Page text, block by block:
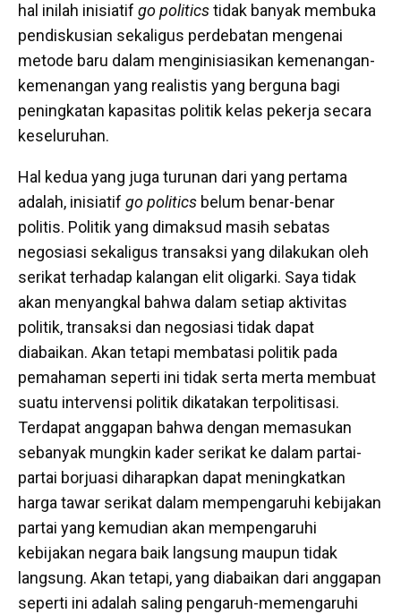
hal inilah inisiatif go politicstidak banyak membuka
pendiskusian sekaligus perdebatan mengenai
metode baru dalam menginisiasikan kemenangan-
kemenangan yang realistis yang berguna bagi
peningkatan kapasitas politik kelas pekerja secara
keseluruhan.
Hal kedua yang juga turunan dari yang pertama
adalah, inisiatif go politics belum benar-benar
politis. Politik yang dimaksud masih sebatas
negosiasi sekaligus transaksi yang dilakukan oleh
serikat terhadap kalangan elit oligarki. Saya tidak
akan menyangkal bahwa dalam setiap aktivitas
politik, transaksi dan negosiasi tidak dapat
diabaikan. Akan tetapi membatasi politik pada
pemahaman seperti ini tidak serta merta membuat
suatu intervensi politik dikatakan terpolitisasi.
Terdapat anggapan bahwa dengan memasukan
sebanyak mungkin kader serikat ke dalam partai-
partai borjuasi diharapkan dapat meningkatkan
harga tawar serikat dalam mempengaruhi kebijakan
partai yang kemudian akan mempengaruhi
kebijakan negara baik langsung maupun tidak
langsung. Akan tetapi, yang diabaikan dari anggapan
seperti ini adalah saling pengaruh-memengaruhi